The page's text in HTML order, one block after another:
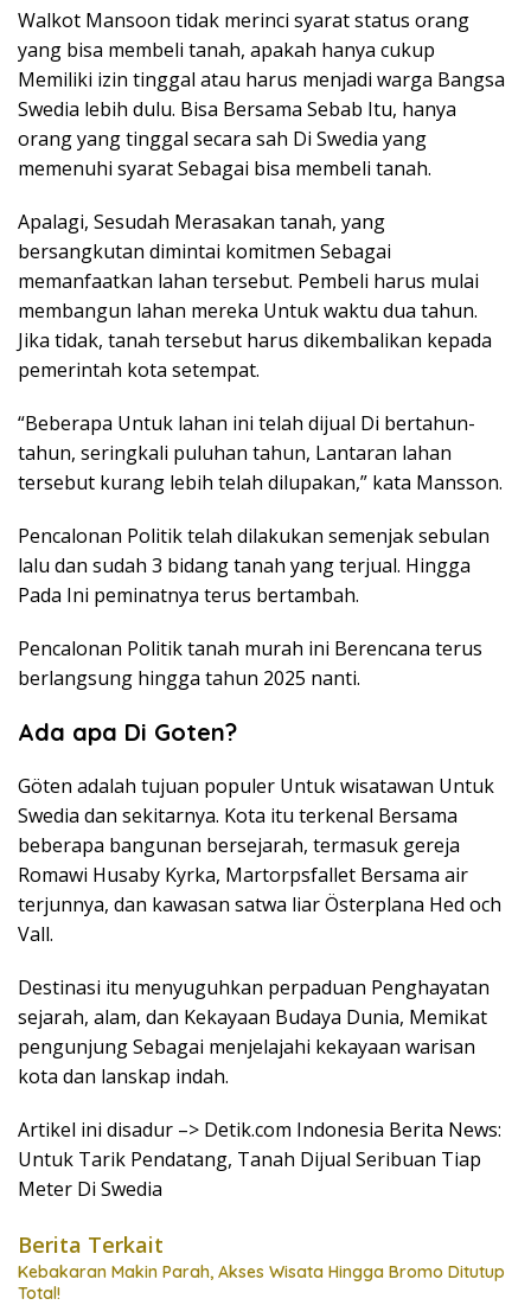
Walkot Mansoon tidak merinci syarat status orang
yang bisa membeli tanah, apakah hanya cukup
Memiliki izin tinggal atau harus menjadi warga Bangsa
Swedia lebih dulu. Bisa Bersama Sebab Itu, hanya
orang yang tinggal secara sah Di Swedia yang
memenuhi syarat Sebagai bisa membeli tanah.
Apalagi, Sesudah Merasakan tanah, yang
bersangkutan dimintai komitmen Sebagai
memanfaatkan lahan tersebut. Pembeli harus mulai
membangun lahan mereka Untuk waktu dua tahun.
Jika tidak, tanah tersebut harus dikembalikan kepada
pemerintah kota setempat.
“Beberapa Untuk lahan ini telah dijual Di bertahun-
tahun, seringkali puluhan tahun, Lantaran lahan
tersebut kurang lebih telah dilupakan,” kata Mansson.
Pencalonan Politik telah dilakukan semenjak sebulan
lalu dan sudah 3 bidang tanah yang terjual. Hingga
Pada Ini peminatnya terus bertambah.
Pencalonan Politik tanah murah ini Berencana terus
berlangsung hingga tahun 2025 nanti.
Ada apa Di Goten?
Göten adalah tujuan populer Untuk wisatawan Untuk
Swedia dan sekitarnya. Kota itu terkenal Bersama
beberapa bangunan bersejarah, termasuk gereja
Romawi Husaby Kyrka, Martorpsfallet Bersama air
terjunnya, dan kawasan satwa liar Österplana Hed och
Vall.
Destinasi itu menyuguhkan perpaduan Penghayatan
sejarah, alam, dan Kekayaan Budaya Dunia, Memikat
pengunjung Sebagai menjelajahi kekayaan warisan
kota dan lanskap indah.
Artikel ini disadur –> Detik.com Indonesia Berita News:
Untuk Tarik Pendatang, Tanah Dijual Seribuan Tiap
Meter Di Swedia
Berita Terkait
Kebakaran Makin Parah, Akses Wisata Hingga Bromo Ditutup
Total!